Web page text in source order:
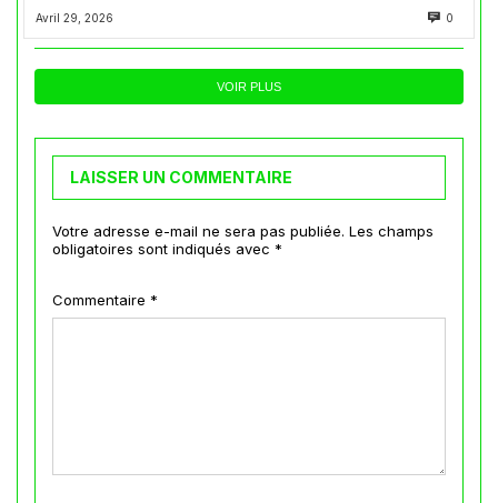
Avril 29, 2026 0
VOIR PLUS
LAISSER UN COMMENTAIRE
Votre adresse e-mail ne sera pas publiée. Les champs
obligatoires sont indiqués avec *
Commentaire *